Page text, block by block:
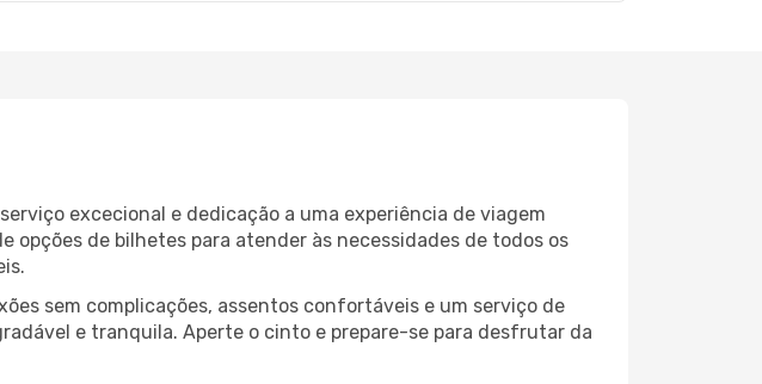
excecional e dedicação a uma experiência de viagem
opções de bilhetes para atender às necessidades de todos os
sem complicações, assentos confortáveis e um serviço de
e tranquila. Aperte o cinto e prepare-se para desfrutar da